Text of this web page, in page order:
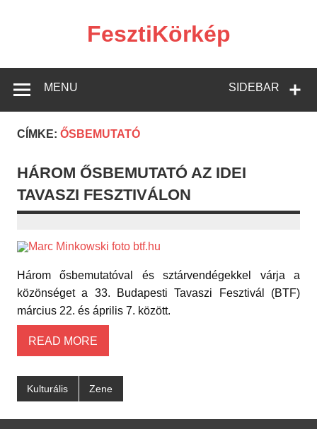
FesztiKörkép
SIDEBAR
MENU
CÍMKE: ŐSBEMUTATÓ
HÁROM ŐSBEMUTATÓ AZ IDEI
TAVASZI FESZTIVÁLON
Három ősbemutatóval és sztárvendégekkel várja a
közönséget a 33. Budapesti Tavaszi Fesztivál (BTF)
március 22. és április 7. között.
READ MORE
Kulturális Zene